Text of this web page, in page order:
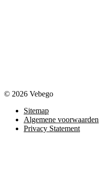
© 2026 Vebego
Sitemap
Algemene voorwaarden
Privacy Statement